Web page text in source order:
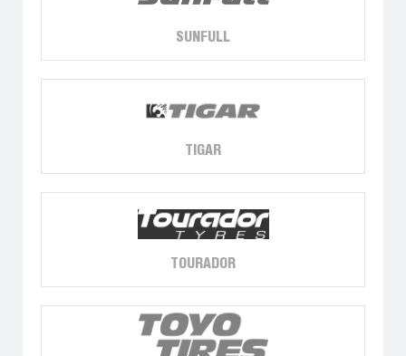
SUNFULL
TIGAR
TOURADOR